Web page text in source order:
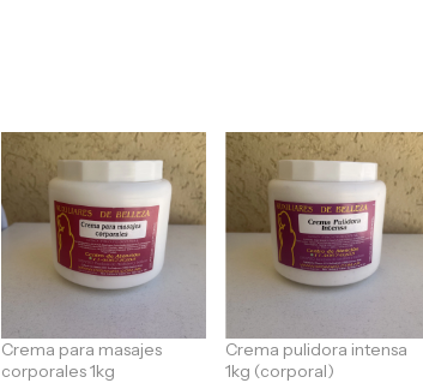
Crema para masajes
corporales 1kg
Crema pulidora intensa
1kg (corporal)